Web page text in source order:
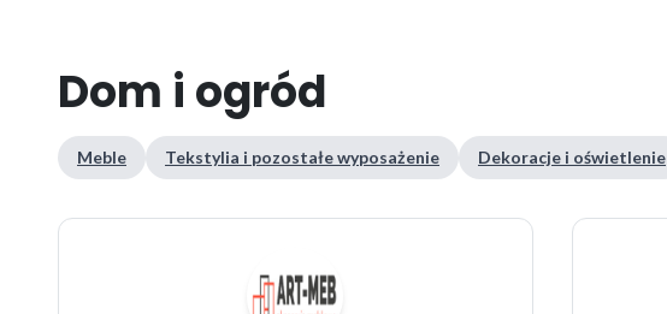
Dom i ogród
Meble Tekstylia i pozostałe wyposażenie Dekoracje i oświetlenie